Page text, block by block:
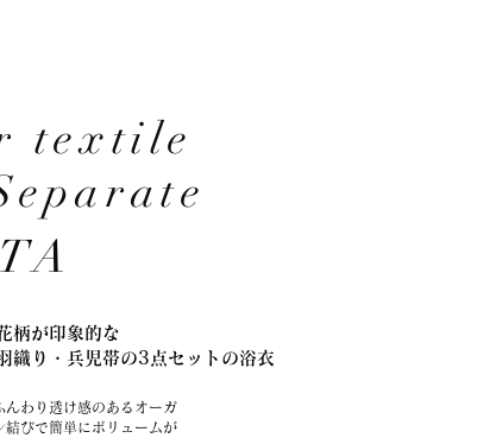
textile
柄が印象的な
織り・兵児帯の3点セットの浴衣
んわり透け感のあるオーガ
結びで簡単にボリュームが